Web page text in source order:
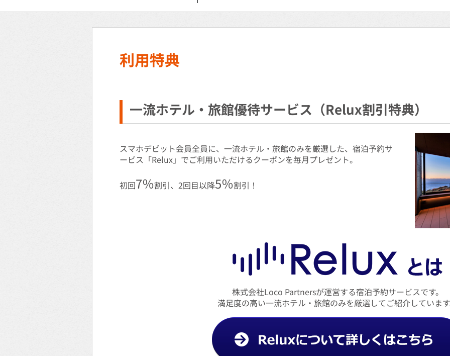
利用特典
一流ホテル・旅館優待サービス（Relux割引特典）
スマホデビット会員全員に、一流ホテル・旅館のみを厳選した、宿泊予約サ
ービス「Relux」でご利用いただけるクーポンを毎月プレゼント。
初回7％割引、2回目以降5％割引！
株式会社Loco Partnersが運営する宿泊予約サービスです。
満足度の高い一流ホテル・旅館のみを厳選してご紹介していま